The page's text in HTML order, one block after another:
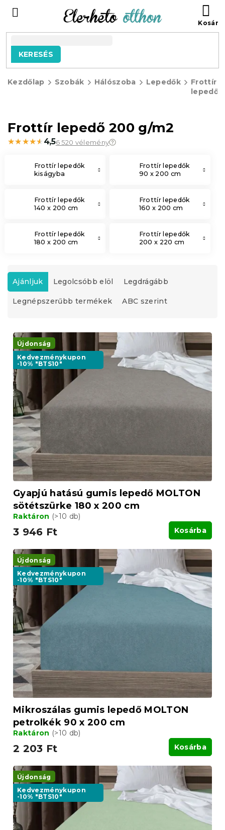
tartalomhoz
KERESÉS
Kezdőlap Szobák Hálószoba Lepedők
Frottír
lepedők
Frottír lepedő 200 g/m2
★★★★★
★★★★★ 4,56 520 vélemény
Frottír lepedők
kiságyba
Frottír lepedők
90 x 200 cm
Frottír lepedők
140 x 200 cm
Frottír lepedők
160 x 200 cm
Frottír lepedők
180 x 200 cm
Frottír lepedők
200 x 220 cm
T
e
r
m
e
k
e
n
d
e
é
e
Ajánljuk Legolcsóbb elöl Legdrágább
Legnépszerűbb termékek ABC szerint
T
m
é
k
e
k
Újdonság
Kedvezménykupon
-10% "BTS10"
Gyapjú hatású gumis lepedő MOLTON
sötétszürke 180 x 200 cm
Raktáron (>10 db)
3 946 Ft Kosárba
Újdonság
Kedvezménykupon
-10% "BTS10"
Mikroszálas gumis lepedő MOLTON
petrolkék 90 x 200 cm
Raktáron (>10 db)
2 203 Ft Kosárba
Újdonság
Kedvezménykupon
-10% "BTS10"